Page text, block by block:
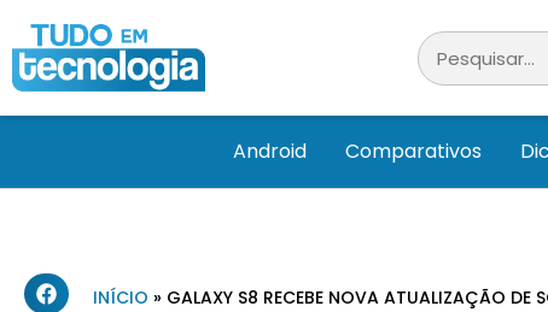
Android Comparativos
INÍCIO » GALAXY S8 RECEBE NOVA ATUALIZAÇÃO DE